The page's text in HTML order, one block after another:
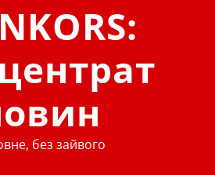
без зайвого